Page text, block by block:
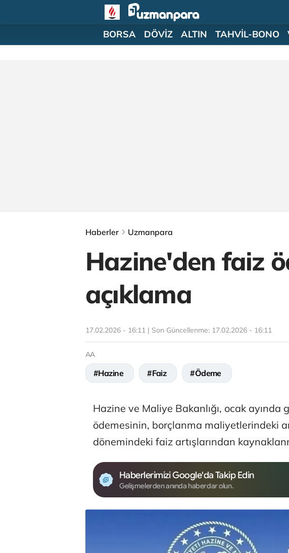
BORSA DÖVİZ ALTIN TAHVİL-BONO
Haberler Uzmanpara
Hazine'den faiz
açıklama
17.02.2026 - 16:11 | Son Güncellenme: 17.02.2026 - 16:11
AA
#Hazine #Faiz #Ödeme
Hazine ve Maliye Bakanlığı, ocak ayında
ödemesinin, borçlanma maliyetlerindeki
dönemindeki faiz artışlarından
Haberlerimizi Google'da Takip Edin
Gelişmelerden anında haberdar olun.